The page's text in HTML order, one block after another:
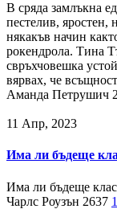
В сряда замлъкна
пестелив,
някакъв начин
рокендрола. Тина
свръхчовешка
вярвах, че
Аманда Петрушич
11 Апр, 2023
Има ли бъдеще
Има ли бъдеще
Чарлс Роузън 2637 1